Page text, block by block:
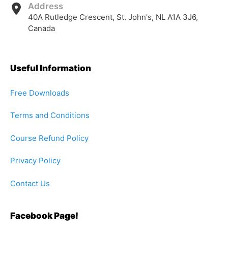
Address
40A Rutledge Crescent, St. John's, NL A1A 3J6,
Canada
Useful Information
Free Downloads
Terms and Conditions
Course Refund Policy
Privacy Policy
Contact Us
Facebook Page!